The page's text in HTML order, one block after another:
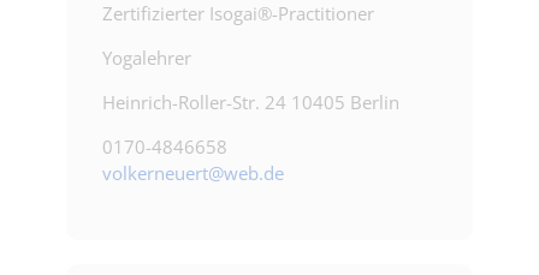
Zertifizierter Isogai®-Practitioner
Yogalehrer
Heinrich-Roller-Str. 24 10405 Berlin
0170-4846658
volkerneuert@web.de